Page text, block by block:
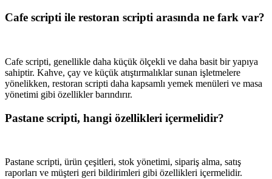
Cafe scripti ile restoran scripti arasında ne fark var?
Cafe scripti, genellikle daha küçük ölçekli ve daha basit bir yapıya
sahiptir. Kahve, çay ve küçük atıştırmalıklar sunan işletmelere
yönelikken, restoran scripti daha kapsamlı yemek menüleri ve masa
yönetimi gibi özellikler barındırır.
Pastane scripti, hangi özellikleri içermelidir?
Pastane scripti, ürün çeşitleri, stok yönetimi, sipariş alma, satış
raporları ve müşteri geri bildirimleri gibi özellikleri içermelidir.